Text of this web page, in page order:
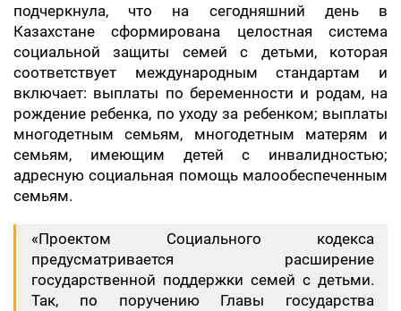
подчеркнула, что на сегодняшний день в
Казахстане сформирована целостная система
социальной защиты семей с детьми, которая
соответствует международным стандартам и
включает: выплаты по беременности и родам, на
рождение ребенка, по уходу за ребенком; выплаты
многодетным семьям, многодетным матерям и
семьям, имеющим детей с инвалидностью;
адресную социальная помощь малообеспеченным
семьям.
«Проектом Социального кодекса
предусматривается расширение
государственной поддержки семей с детьми.
Так, по поручению Главы государства